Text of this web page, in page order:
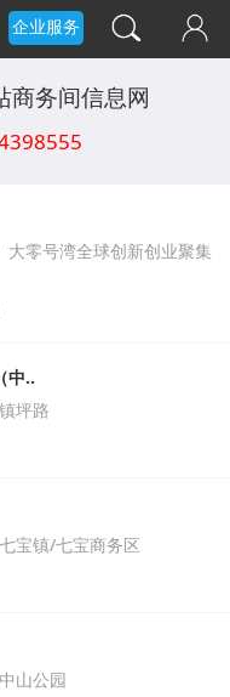
企业服务
商务间信息网
零号湾全球创新创业聚集
中..
坪路
宝镇/七宝商务区
山公园